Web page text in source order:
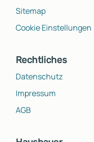
Sitemap
Cookie Einstellungen
Rechtliches
Datenschutz
Impressum
AGB